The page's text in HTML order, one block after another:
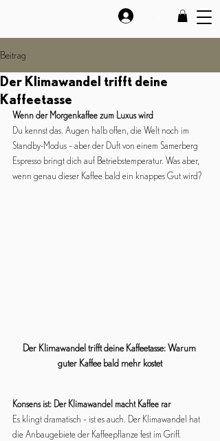
Beitrag
Der Klimawandel trifft deine
Kaffeetasse
Wenn der Morgenkaffee zum Luxus wird
Du kennst das. Augen halb offen, die Welt noch im
Standby-Modus – aber der Duft von einem Samerberg
Espresso bringt dich auf Betriebstemperatur. Was aber,
wenn genau dieser Kaffee bald ein knappes Gut wird?
Der Klimawandel trifft deine Kaffeetasse: Warum
guter Kaffee bald mehr kostet
Konsens ist: Der Klimawandel macht Kaffee rar
Es klingt dramatisch – ist es auch. Der Klimawandel hat
die Anbaugebiete der Kaffeepflanze fest im Griff.